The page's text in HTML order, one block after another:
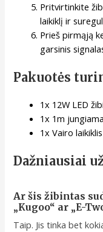
Pritvirtinkite
laikiklį ir
Prieš pirmąją
garsinis
Pakuotės
1x 12W LED
1x 1m
1x Vairo laikiklis
Dažniausiai
Ar šis žibintas
„Kugoo“ ar „E-
Taip. Jis tinka bet